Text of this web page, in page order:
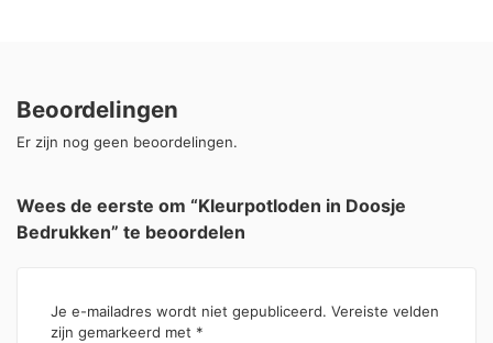
Beoordelingen
Er zijn nog geen beoordelingen.
Wees de eerste om “Kleurpotloden in Doosje
Bedrukken” te beoordelen
Je e-mailadres wordt niet gepubliceerd. Vereiste velden
zijn gemarkeerd met *